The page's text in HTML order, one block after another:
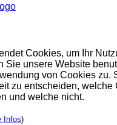
Cookies, um Ihr
Sie unsere Website
von Cookies zu.
zu entscheiden, welche
und welche nicht.
Infos)